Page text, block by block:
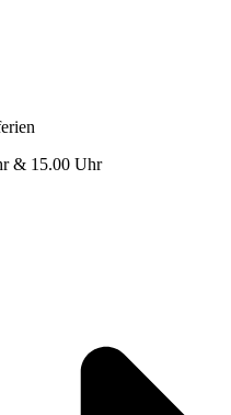
& 15.00 Uhr